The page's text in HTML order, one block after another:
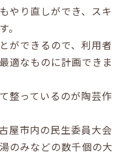
やり直しができ、スキ
ができるので、利用者
適なものに計画できま
整っているのが陶芸作
屋市内の民生委員大会
のみなどの数千個の大